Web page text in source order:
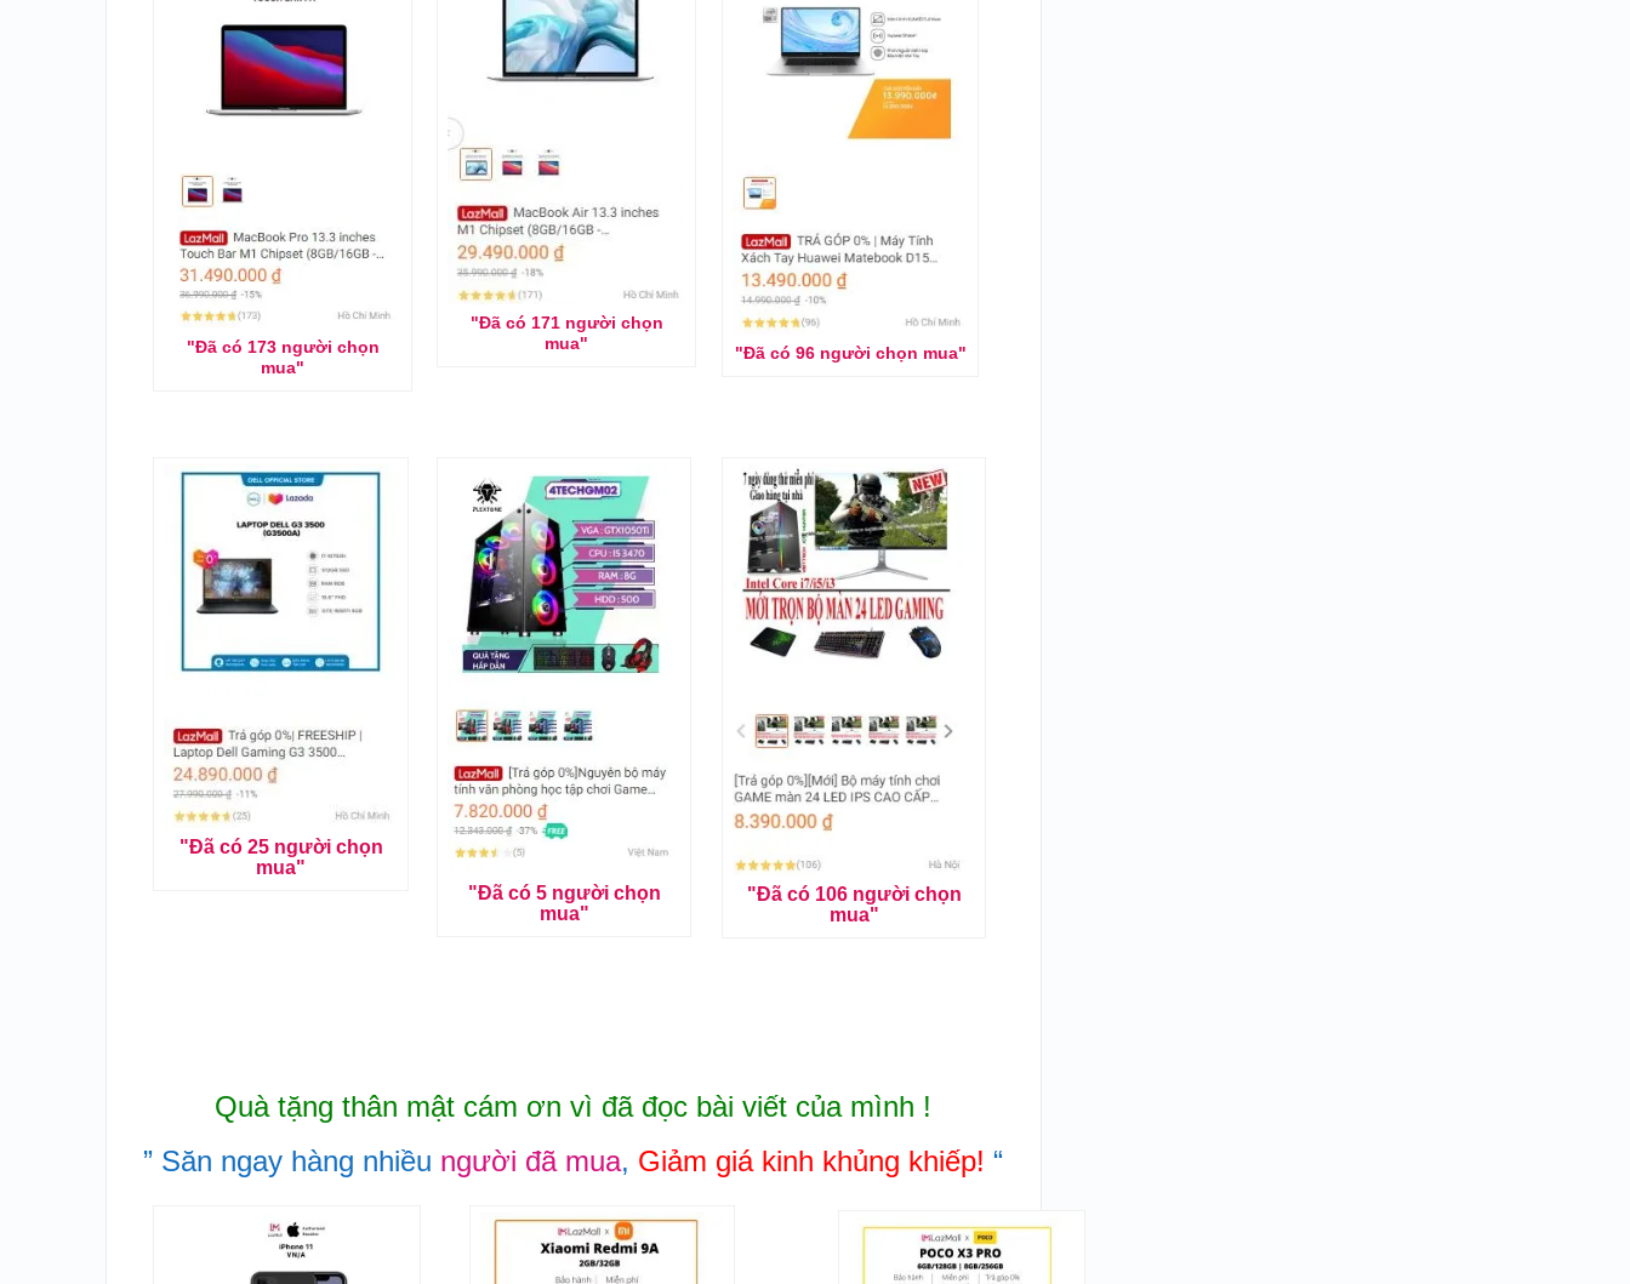
"Đã có 173 người chọn
mua"
"Đã có 171 người chọn
mua"
"Đã có 96 người chọn mua"
"Đã có 25 người chọn
mua"
"Đã có 5 người chọn
mua"
"Đã có 106 người chọn
mua"
Quà tặng thân mật cám ơn vì đã đọc bài viết của mình !
” Săn ngay hàng nhiều người đã mua, Giảm giá kinh khủng khiếp! “